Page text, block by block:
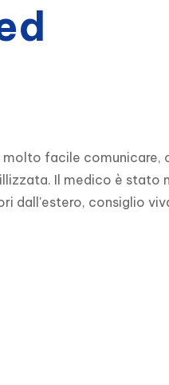
facile comunicare,
Il medico è stato
dall'estero, consiglio